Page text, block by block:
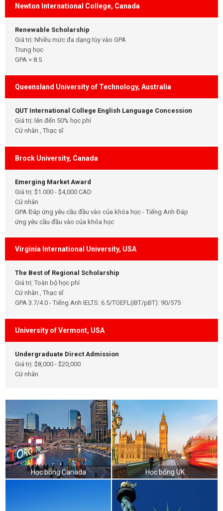
Newton International College, Canada
Renewable Scholarship
Giá trị: Nhiều mức đa dạng tùy vào GPA
Trung học
GPA > 8.5
Queensland University of Technology, Australia
QUT International College English Language Concession
Giá trị: lên đến 50% học phí
Cử nhân , Thạc sĩ
Brock University, Canada
Emerging Market Award
Giá trị: $1.000 - $4,000 CAD
Cử nhân
GPA Đáp ứng yêu cầu đầu vào của khóa học - Tiếng Anh Đáp
ứng yêu cầu đầu vào của khóa học
Virginia International University, USA
The Best of Regional Scholarship
Giá trị: Toàn bộ học phí
Cử nhân , Thạc sĩ
GPA 3.7/4.0 - Tiếng Anh IELTS: 6.5/TOEFL(iBT/pBT): 90/575
University of Vermont, USA
Undergraduate Direct Admission
Giá trị: $8,000 - $20,000
Cử nhân
Học bổng Canada Học bổng UK